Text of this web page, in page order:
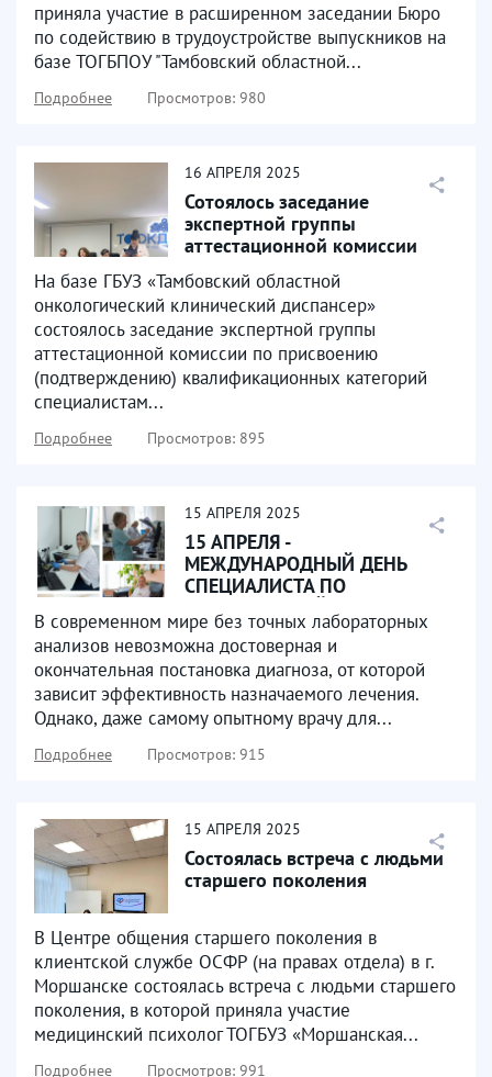
приняла участие в расширенном заседании Бюро
по содействию в трудоустройстве выпускников на
базе ТОГБПОУ "Тамбовский областной...
Подробнее Просмотров: 980
16 АПРЕЛЯ 2025
Сотоялось заседание
экспертной группы
аттестационной комиссии
На базе ГБУЗ «Тамбовский областной
онкологический клинический диспансер»
состоялось заседание экспертной группы
аттестационной комиссии по присвоению
(подтверждению) квалификационных категорий
специалистам...
Подробнее Просмотров: 895
15 АПРЕЛЯ 2025
15 АПРЕЛЯ -
МЕЖДУНАРОДНЫЙ ДЕНЬ
СПЕЦИАЛИСТА ПО
ЛАБОРАТОРНОЙ
ДИАГНОСТИКЕ
В современном мире без точных лабораторных
анализов невозможна достоверная и
окончательная постановка диагноза, от которой
зависит эффективность назначаемого лечения.
Однако, даже самому опытному врачу для...
Подробнее Просмотров: 915
15 АПРЕЛЯ 2025
Состоялась встреча с людьми
старшего поколения
В Центре общения старшего поколения в
клиентской службе ОСФР (на правах отдела) в г.
Моршанске состоялась встреча с людьми старшего
поколения, в которой приняла участие
медицинский психолог ТОГБУЗ «Моршанская...
Подробнее Просмотров: 991